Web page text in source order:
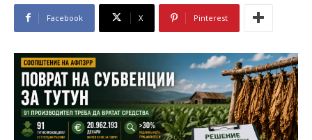
Facebook X Pinterest